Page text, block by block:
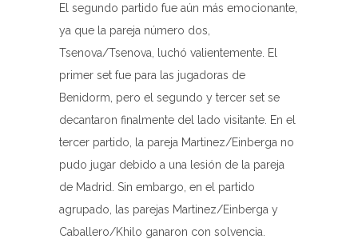
El segundo partido fue aún más emocionante,
ya que la pareja número dos,
Tsenova/Tsenova, luchó valientemente. El
primer set fue para las jugadoras de
Benidorm, pero el segundo y tercer set se
decantaron finalmente del lado visitante. En el
tercer partido, la pareja Martinez/Einberga no
pudo jugar debido a una lesión de la pareja
de Madrid. Sin embargo, en el partido
agrupado, las parejas Martinez/Einberga y
Caballero/Khilo ganaron con solvencia.